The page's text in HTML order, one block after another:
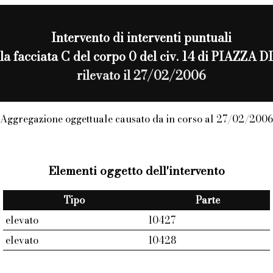
Intervento diinterventi puntuali
facciata C del corpo 0 del civ. 14 di PIAZZA
rilevato il 27/02/2006
Aggregazione oggettuale causato da in corso al 27/02/2006
Elementi oggetto dell'intervento
Tipo
Parte
elevato
10427
elevato
10428